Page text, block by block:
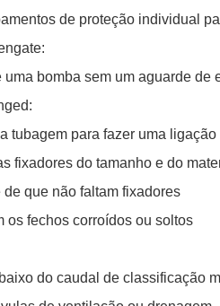
de proteção individual
uma bomba sem um aguarde de
tubagem para fazer uma
fixadores do tamanho e do
que não faltam fixadores
os fechos corroídos ou soltos
do caudal de classificação